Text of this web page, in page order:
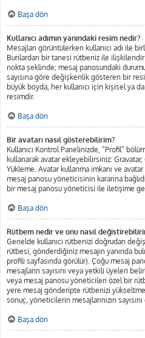
Başa dön
Kullanıcı adımın yanındaki resim nedir?
Mesajları görüntülerken kullanıcı adı ile
Bunlardan bir tanesi rütbeniz ile
nokta şeklinde; mesaj panosundaki
sayısına göre değişkenlik gösteren bir
büyük boyda, her kullanıcı için kişisel ya
resimdir.
Başa dön
Bir avatarı nasıl gösterebilirim?
Kullanıcı Kontrol Panelinizde, “Profil”
kullanarak avatar ekleyebilirsiniz:
Yükleme. Avatar kullanma imkanı ve
mesaj panosu yöneticisinin kararına
bir mesaj panosu yöneticisi ile iletişime
Başa dön
Rütbem nedir ve onu nasıl
Genelde kullanıcı rütbenizi doğrudan
rütbesi, gönderdiğiniz mesajın yanında
profili sayfasında görülür). Çoğu mesaj
mesajların sayısını veya yetkili üyeleri
veya mesaj panosu yöneticileri özel bir
yere mesaj gönderipte rütbenizi
sonuç, yöneticilerin mesajlarınızın
Başa dön